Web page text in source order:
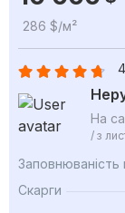
286 $/м²
На
/ з
Заповнюваність
Скарги